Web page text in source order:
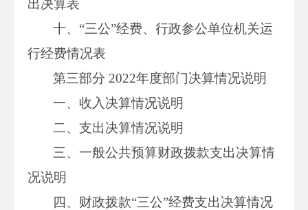
出决算表
十、“三公”经费、行政参公单位机关运
行经费情况表
第三部分 2022年度部门决算情况说明
一、收入决算情况说明
二、支出决算情况说明
三、一般公共预算财政拨款支出决算情
况说明
四、财政拨款“三公”经费支出决算情况